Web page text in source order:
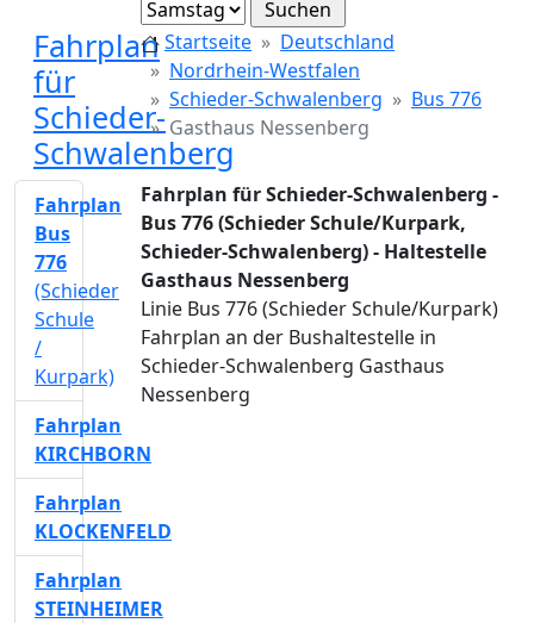
Fahrplan
für
Schieder-
Schwalenberg
Startseite
Deutschland
Nordrhein-Westfalen
Schieder-Schwalenberg
Bus 776
Gasthaus Nessenberg
Fahrplan für Schieder-Schwalenberg -
Bus 776 (Schieder Schule/Kurpark,
Schieder-Schwalenberg) - Haltestelle
Gasthaus Nessenberg
Linie Bus 776 (Schieder Schule/Kurpark)
Fahrplan an der Bushaltestelle in
Schieder-Schwalenberg Gasthaus
Nessenberg
Fahrplan
Bus
776
(Schieder
Schule
/
Kurpark)
Fahrplan
KIRCHBORN
Fahrplan
KLOCKENFELD
Fahrplan
STEINHEIMER